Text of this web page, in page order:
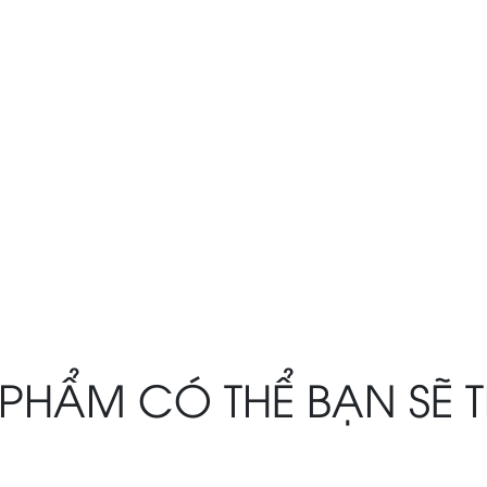
CÓ THỂ BẠN SẼ